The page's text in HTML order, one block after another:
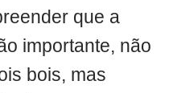
que a
importante, não
bois, mas